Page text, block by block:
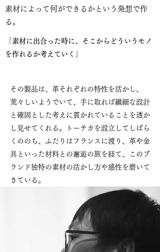
素材によって何ができるかという発想で作
る。
「素材に出合った時に、そこからどういうモノ
を作れるか考えていく」
その製品は、革それぞれの特性を活かし、
荒々しいようでいて、手に取れば繊細な設計
と確固とした考えに貫かれていることを透か
し見せてくれる。トーチカを設立してしばら
くののち、ふたりはフランスに渡り、革や金
具といった材料との邂逅の旅を経て、このブ
ランド独特の素材の活かし方や感性を磨いて
きている。